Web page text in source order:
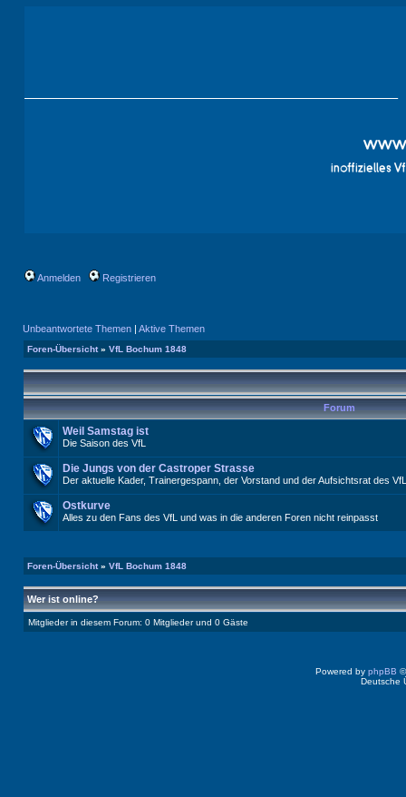
Anmelden Registrieren
Unbeantwortete Themen | Aktive Themen
Foren-Übersicht» VfL Bochum 1848
Forum
Weil Samstag ist
Die Saison des VfL
Die Jungs von der Castroper Strasse
Der aktuelle Kader, Trainergespann, der Vorstand und der Aufsichtsrat des VfL
Ostkurve
Alles zu den Fans des VfL und was in die anderen Foren nicht reinpasst
Foren-Übersicht» VfL Bochum 1848
Wer ist online?
Mitglieder in diesem Forum: 0 Mitglieder und 0 Gäste
Powered by phpBB
Deutsche